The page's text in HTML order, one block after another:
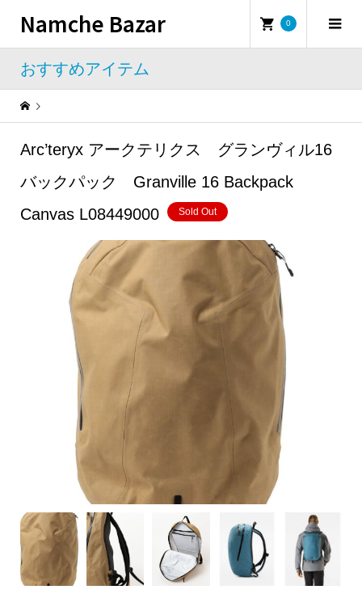
Namche Bazar 0
おすすめアイテム
Arc’teryx アークテリクス グランヴィル16
バックパック Granville 16 Backpack
Canvas L08449000
Sold Out